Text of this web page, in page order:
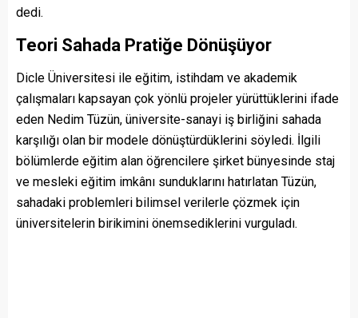
dedi.
Teori Sahada Pratiğe Dönüşüyor
Dicle Üniversitesi ile eğitim, istihdam ve akademik
çalışmaları kapsayan çok yönlü projeler yürüttüklerini ifade
eden Nedim Tüzün, üniversite-sanayi iş birliğini sahada
karşılığı olan bir modele dönüştürdüklerini söyledi. İlgili
bölümlerde eğitim alan öğrencilere şirket bünyesinde staj
ve mesleki eğitim imkânı sunduklarını hatırlatan Tüzün,
sahadaki problemleri bilimsel verilerle çözmek için
üniversitelerin birikimini önemsediklerini vurguladı.